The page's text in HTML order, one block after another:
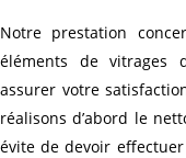
Notre prestation
éléments de vitrages
assurer votre
réalisons d’abord le
évite de devoir